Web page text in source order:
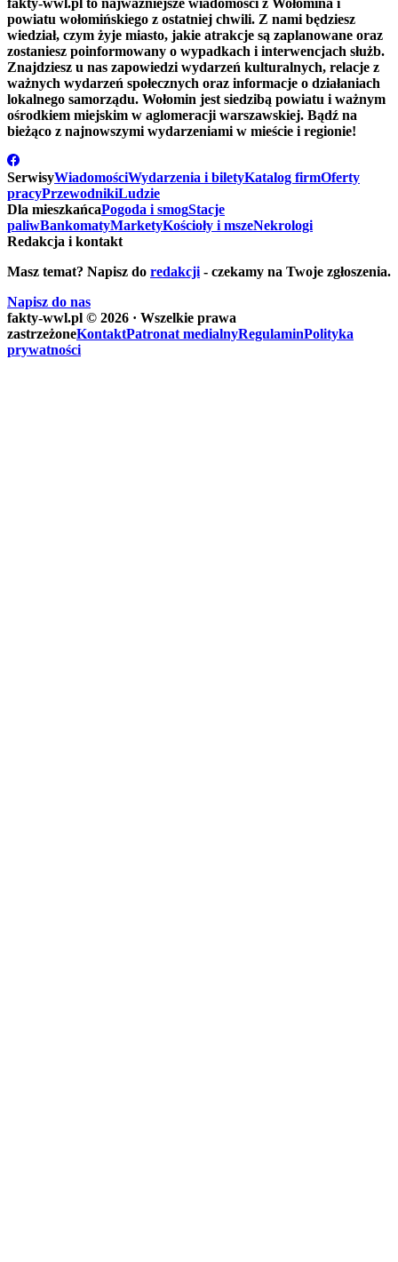
fakty-wwl.pl to najważniejsze wiadomości z Wołomina i
powiatu wołomińskiego z ostatniej chwili. Z nami będziesz
wiedział, czym żyje miasto, jakie atrakcje są zaplanowane oraz
zostaniesz poinformowany o wypadkach i interwencjach służb.
Znajdziesz u nas zapowiedzi wydarzeń kulturalnych, relacje z
ważnych wydarzeń społecznych oraz informacje o działaniach
lokalnego samorządu. Wołomin jest siedzibą powiatu i ważnym
ośrodkiem miejskim w aglomeracji warszawskiej. Bądź na
bieżąco z najnowszymi wydarzeniami w mieście i regionie!
SerwisyWiadomościWydarzenia i biletyKatalog firmOferty
pracyPrzewodnikiLudzie
Dla mieszkańcaPogoda i smogStacje
paliwBankomatyMarketyKościoły i mszeNekrologi
Redakcja i kontakt
Masz temat? Napisz do redakcji - czekamy na Twoje zgłoszenia.
Napisz do nas
fakty-wwl.pl © 2026 · Wszelkie prawa
zastrzeżoneKontaktPatronat medialnyRegulaminPolityka
prywatności